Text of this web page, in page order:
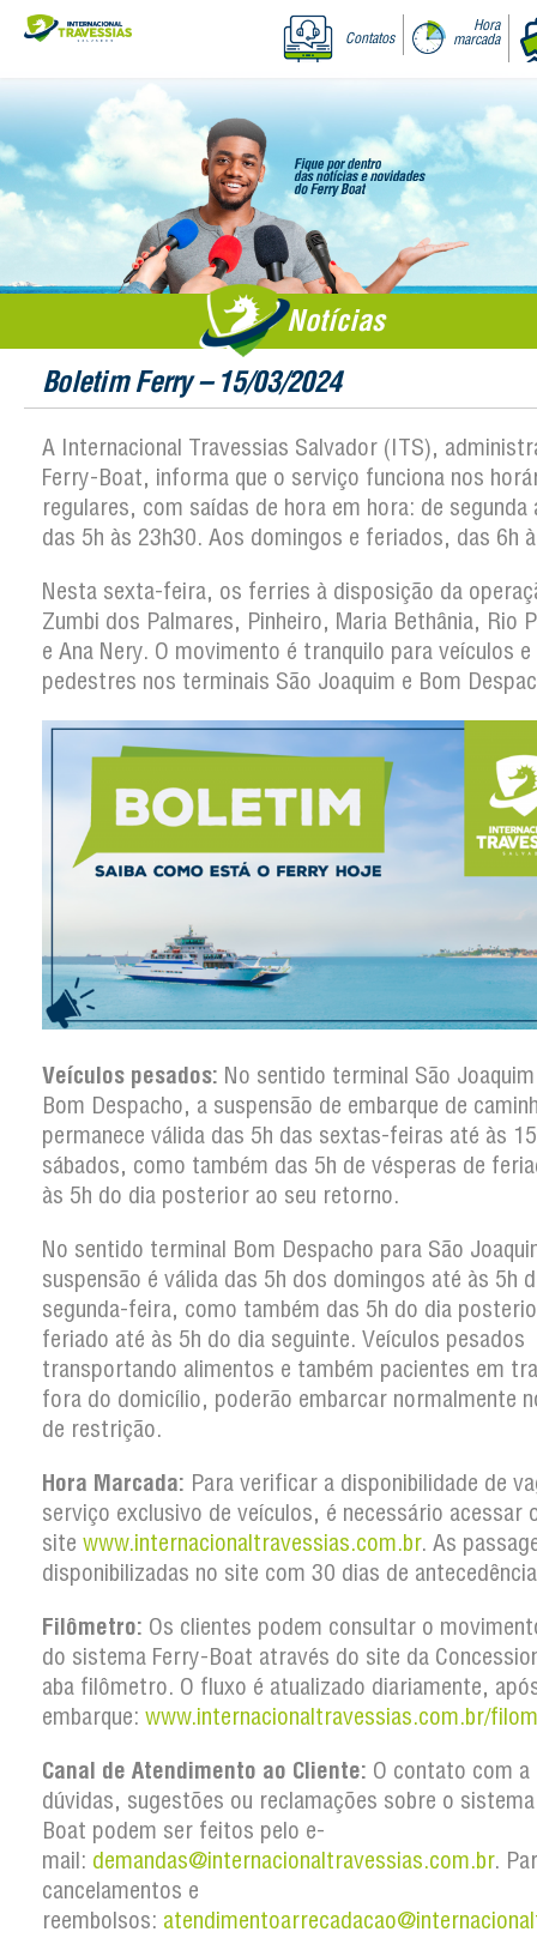
Contatos
Hora
marcada
Notícias
Boletim Ferry – 15/03/2024
A Internacional Travessias Salvador (ITS),
Ferry-Boat, informa que o serviço funciona nos
regulares, com saídas de hora em hora: de segunda
das 5h às 23h30. Aos domingos e feriados, das 6h
Nesta sexta-feira, os ferries à disposição da
Zumbi dos Palmares, Pinheiro, Maria Bethânia, Rio
e Ana Nery. O movimento é tranquilo para veículos e
pedestres nos terminais São Joaquim e Bom
Veículos pesados: No sentido terminal São
Bom Despacho, a suspensão de embarque de
permanece válida das 5h das sextas-feiras até às
sábados, como também das 5h de vésperas de
às 5h do dia posterior ao seu retorno.
No sentido terminal Bom Despacho para São
suspensão é válida das 5h dos domingos até às 5h
segunda-feira, como também das 5h do dia
feriado até às 5h do dia seguinte. Veículos pesados
transportando alimentos e também pacientes em
fora do domicílio, poderão embarcar normalmente
de restrição.
Hora Marcada: Para verificar a disponibilidade de
serviço exclusivo de veículos, é necessário acessar
site www.internacionaltravessias.com.br. As
disponibilizadas no site com 30 dias de
Filômetro: Os clientes podem consultar o
do sistema Ferry-Boat através do site da
aba filômetro. O fluxo é atualizado diariamente,
embarque: www.internacionaltravessias.com.br/
Canal de Atendimento ao Cliente: O contato com a
dúvidas, sugestões ou reclamações sobre o
Boat podem ser feitos pelo e-
mail: demandas@internacionaltravessias.com.br.
cancelamentos e
reembolsos: